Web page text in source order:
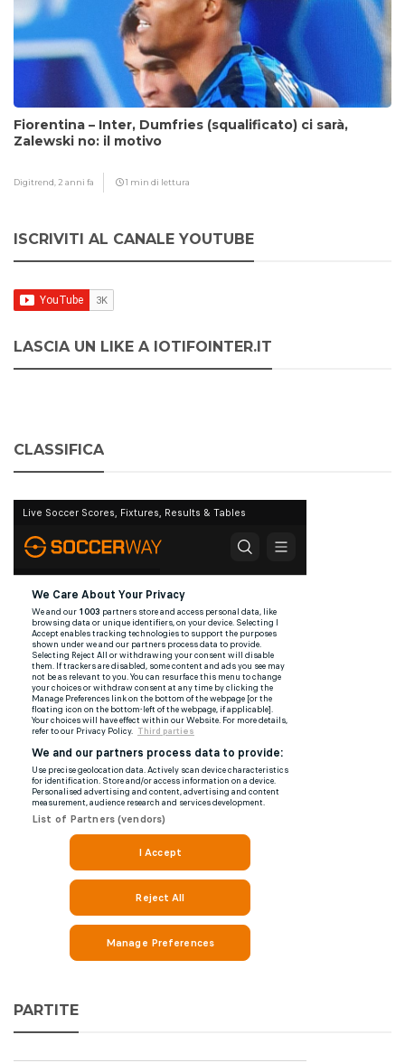
Fiorentina – Inter, Dumfries (squalificato) ci sarà,
Zalewski no: il motivo
Digitrend, 2 anni fa 1 min di lettura
ISCRIVITI AL CANALE YOUTUBE
LASCIA UN LIKE A IOTIFOINTER.IT
CLASSIFICA
PARTITE